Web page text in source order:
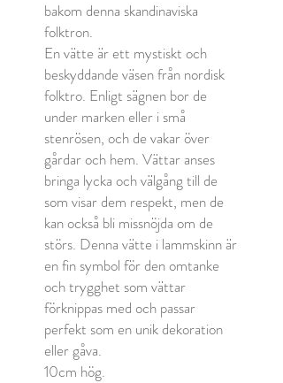
bakom denna skandinaviska
folktron.
En vätte är ett mystiskt och
beskyddande väsen från nordisk
folktro. Enligt sägnen bor de
under marken eller i små
stenrösen, och de vakar över
gårdar och hem. Vättar anses
bringa lycka och välgång till de
som visar dem respekt, men de
kan också bli missnöjda om de
störs. Denna vätte i lammskinn är
en fin symbol för den omtanke
och trygghet som vättar
förknippas med och passar
perfekt som en unik dekoration
eller gåva.
10cm hög.